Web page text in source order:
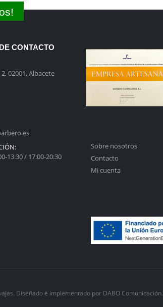
CONTACTO
02001, Albacete
13:30 / 17:00-20:30
Sobre nosotros
Contacto
Mi cuenta
Diseñado e implementado por DABO Comunicación.